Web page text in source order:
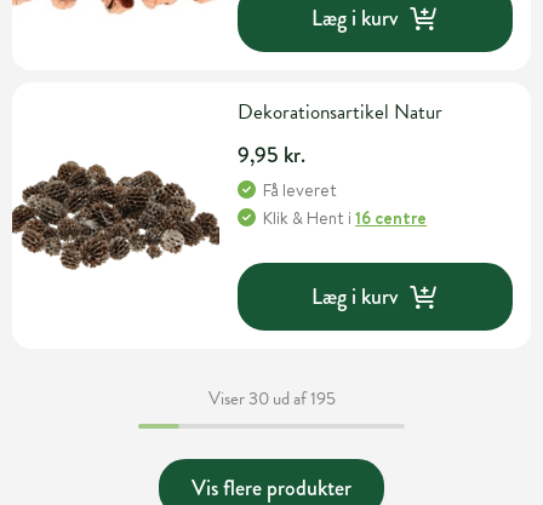
Læg i kurv
Dekorationsartikel Natur
9,95 kr.
Få leveret
Klik & Hent i16 centre
Læg i kurv
Viser 30 ud af 195
Vis flere produkter